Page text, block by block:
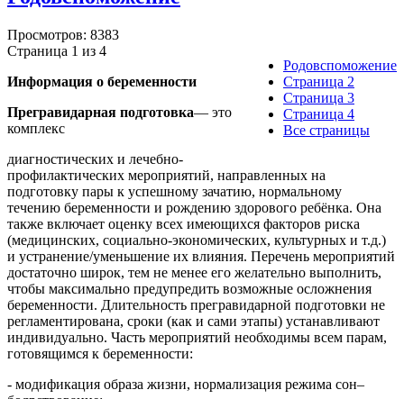
Просмотров: 8383
Родовспоможение
Страница 2
Страница 3
Страница 4
Все страницы
Страница 1 из 4
Информация о беременности
Прегравидарная подготовка— это
комплекс
диагностических и лечебно-
профилактических мероприятий, направленных на
подготовку пары к успешному зачатию, нормальному
течению беременности и рождению здорового ребёнка. Она
также включает оценку всех имеющихся факторов риска
(медицинских, социально-экономических, культурных и т.д.)
и устранение/уменьшение их влияния. Перечень мероприятий
достаточно широк, тем не менее его желательно выполнить,
чтобы максимально предупредить возможные осложнения
беременности. Длительность прегравидарной подготовки не
регламентирована, сроки (как и сами этапы) устанавливают
индивидуально. Часть мероприятий необходимы всем парам,
готовящимся к беременности:
- модификация образа жизни, нормализация режима сон–